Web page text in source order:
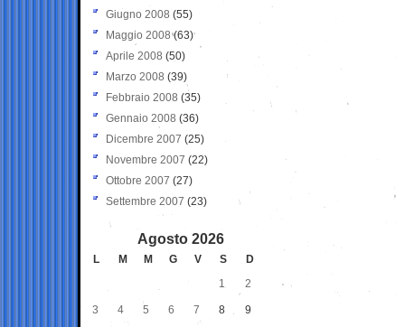
Giugno 2008 (55)
Maggio 2008(63)
Aprile 2008 (50)
Marzo 2008 (39)
Febbraio 2008 (35)
Gennaio 2008 (36)
Dicembre 2007 (25)
Novembre 2007 (22)
Ottobre 2007 (27)
Settembre 2007 (23)
Agosto 2026
L M M G V S
D
1
2
3 4 5 6 7 8 9